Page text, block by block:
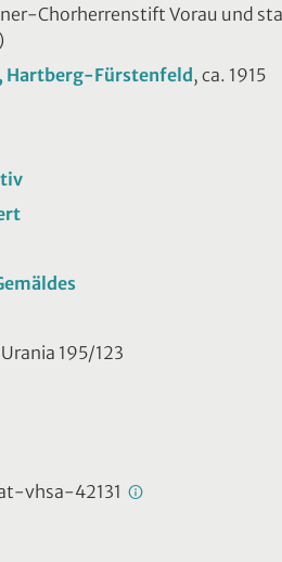
Chorherrenstift Vorau und
Hartberg-Fürstenfeld, ca. 1915
195/123
vhsa-42131